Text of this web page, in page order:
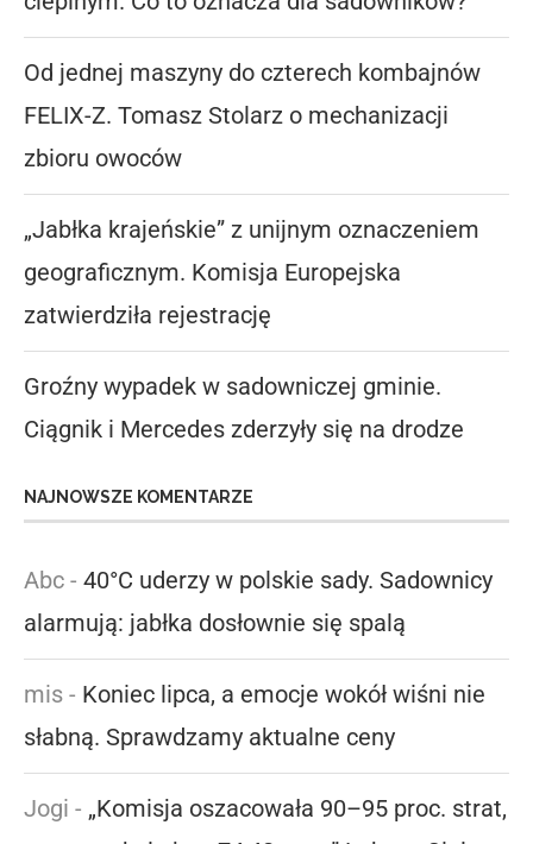
Od jednej maszyny do czterech kombajnów
FELIX-Z. Tomasz Stolarz o mechanizacji
zbioru owoców
„Jabłka krajeńskie” z unijnym oznaczeniem
geograficznym. Komisja Europejska
zatwierdziła rejestrację
Groźny wypadek w sadowniczej gminie.
Ciągnik i Mercedes zderzyły się na drodze
NAJNOWSZE KOMENTARZE
Abc - 40°C uderzy w polskie sady. Sadownicy
alarmują: jabłka dosłownie się spalą
mis - Koniec lipca, a emocje wokół wiśni nie
słabną. Sprawdzamy aktualne ceny
Jogi - „Komisja oszacowała 90–95 proc. strat,